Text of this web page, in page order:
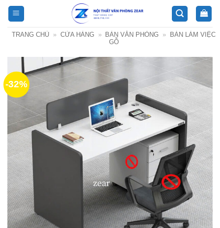
Bỏ
qua
nội
TRANG CHỦ » CỬA HÀNG » BÀN VĂN PHÒNG »
BÀN LÀM VIỆC
GỖ
-32%